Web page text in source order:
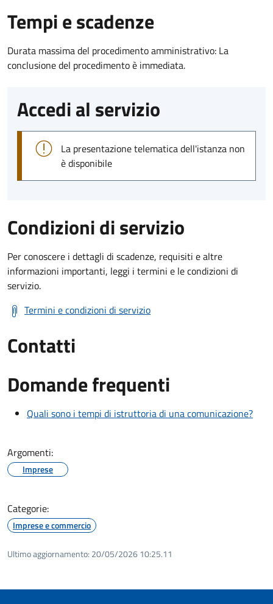
Tempi e scadenze
Durata massima del procedimento amministrativo: La
conclusione del procedimento è immediata.
Accedi al servizio
La presentazione telematica dell'istanza non
è disponibile
Condizioni di servizio
Per conoscere i dettagli di scadenze, requisiti e altre
informazioni importanti, leggi i termini e le condizioni di
servizio.
Termini e condizioni di servizio
Contatti
Domande frequenti
Quali sono i tempi di istruttoria di una comunicazione?
Argomenti:
Imprese
Categorie:
Imprese e commercio
Ultimo aggiornamento: 20/05/2026 10:25.11